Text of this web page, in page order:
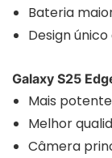
Bateria
Design
Galaxy S25
Mais
Melhor
Câmera